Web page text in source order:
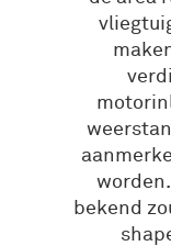
bekend